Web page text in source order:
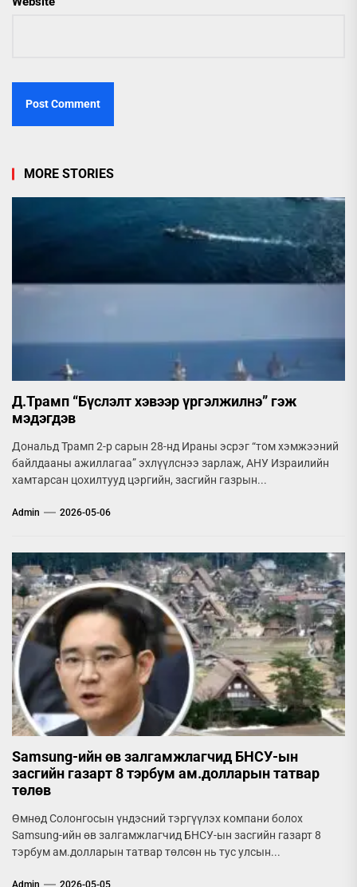
MORE STORIES
Д.Трамп “Бүслэлт хэвээр үргэлжилнэ” гэж
мэдэгдэв
Дональд Трамп 2-р сарын 28-нд Ираны эсрэг “том хэмжээний
байлдааны ажиллагаа” эхлүүлснээ зарлаж, АНУ Израилийн
хамтарсан цохилтууд цэргийн, засгийн газрын...
Admin 2026-05-06
Samsung-ийн өв залгамжлагчид БНСУ-ын
засгийн газарт 8 тэрбум ам.долларын татвар
төлөв
Өмнөд Солонгосын үндэсний тэргүүлэх компани болох
Samsung-ийн өв залгамжлагчид БНСУ-ын засгийн газарт 8
тэрбум ам.долларын татвар төлсөн нь тус улсын...